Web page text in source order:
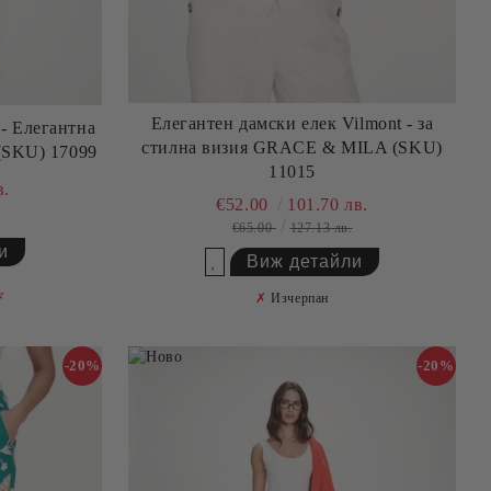
Елегантна
17099
Елегантен дамски елек Vilmont - за
стилна визия GRACE & MILA (SKU)
11015
€52.00 101.70 лв.
€65.00 127.13 лв.
Виж детайли
✗ Изчерпан
-20% -20%